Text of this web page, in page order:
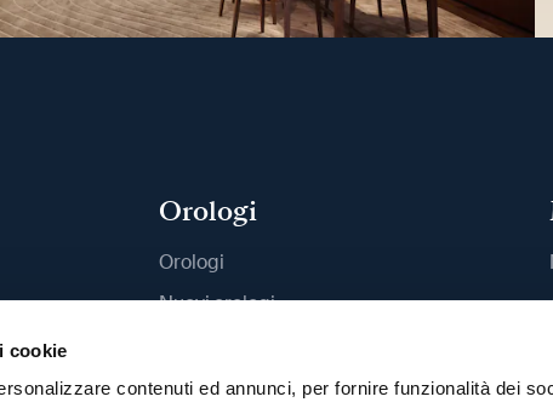
cookie
contenuti ed annunci, per fornire funzionalità dei
Orologi
Orologi
Nuovi orologi